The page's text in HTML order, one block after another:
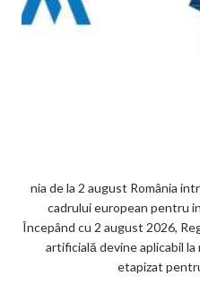
nia de la 2 august România
cadrului european pentru
Începând cu 2 august 2026,
artificială devine aplicabil la
etapizat